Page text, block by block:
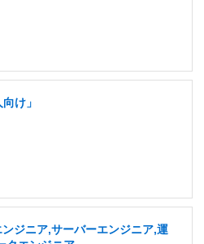
け」
ジニア,サーバーエンジニア,運